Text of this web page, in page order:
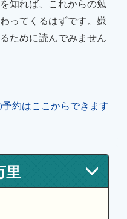
知れば、これからの勉
ってくるはずです。嫌
ために読んでみません
約はここからできます
里